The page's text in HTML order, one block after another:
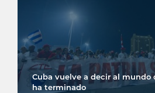
Cuba vuelve a decir al mundo
ha terminado